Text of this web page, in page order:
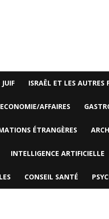
ISRAËL ET LES AUTRES
ECONOMIE/AFFAIRES
ÉTRANGÈRES
INTELLIGENCE ARTIFICIELLE
CONSEIL SANTÉ